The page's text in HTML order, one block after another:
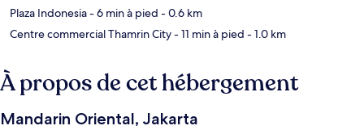
Plaza Indonesia- 6 min à pied - 0.6 km
Centre commercial Thamrin City- 11 min à pied - 1.0 km
À propos de cet hébergement
Mandarin Oriental, Jakarta